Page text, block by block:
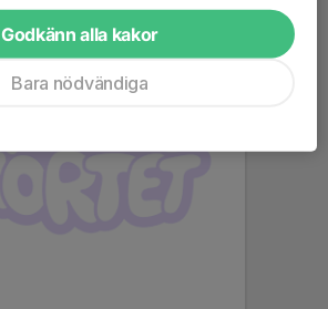
Godkänn alla kakor
Bara nödvändiga